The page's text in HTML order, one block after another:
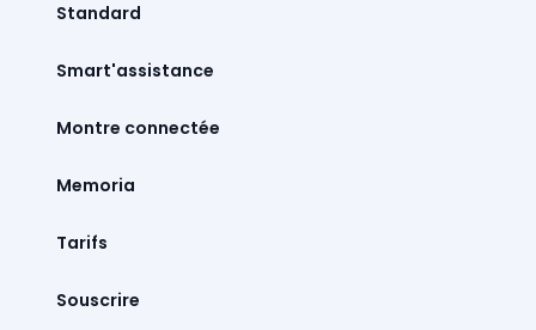
Standard
Smart'assistance
Montre connectée
Memoria
Tarifs
Souscrire